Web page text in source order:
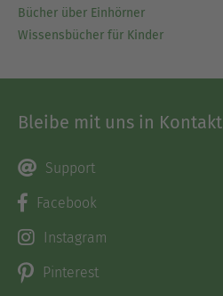
Bücher über Einhörner
Wissensbücher für Kinder
Bleibe mit uns in Kontakt
Support
Facebook
Instagram
Pinterest